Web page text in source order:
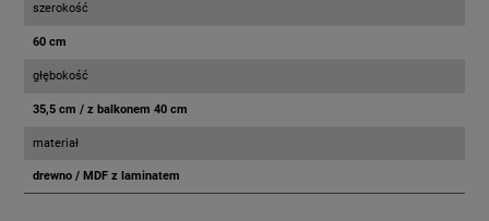
szerokość
60 cm
głębokość
35,5 cm / z balkonem 40 cm
materiał
drewno / MDF z laminatem